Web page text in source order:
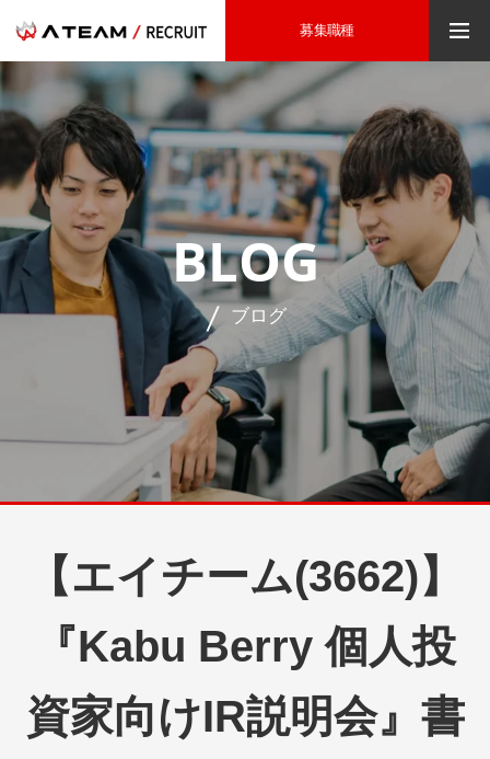
募集職種
BLOG
ブログ
【エイチーム(3662)】
『Kabu Berry 個人投
資家向けIR説明会』書